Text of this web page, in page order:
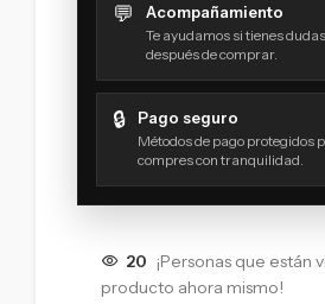
💬 Acompañamiento
Te ayudamos si tienes
después de comprar.
🔒 Pago seguro
Métodos de pago protegidos
compres con tranquilidad.
20 ¡Personas que están
producto ahora mismo!